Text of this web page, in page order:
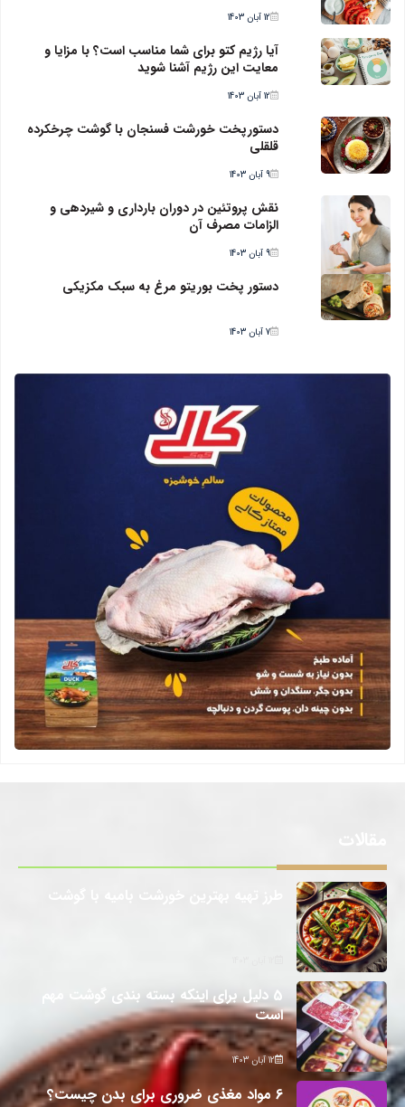
12 آبان 1403
آیا رژیم کتو برای شما مناسب است؟ با مزایا و
معایت این رژیم آشنا شوید
12 آبان 1403
دستورپخت خورشت فسنجان با گوشت چرخکرده
قلقلی
9 آبان 1403
نقش پروتئین در دوران بارداری و شیردهی و
الزامات مصرف آن
9 آبان 1403
دستور پخت بوریتو مرغ به سبک مکزیکی
7 آبان 1403
5 دلیل برای اینکه بسته بندی گوشت مهم
است
12 آبان 1403
6 مواد مغذی ضروری برای بدن چیست؟